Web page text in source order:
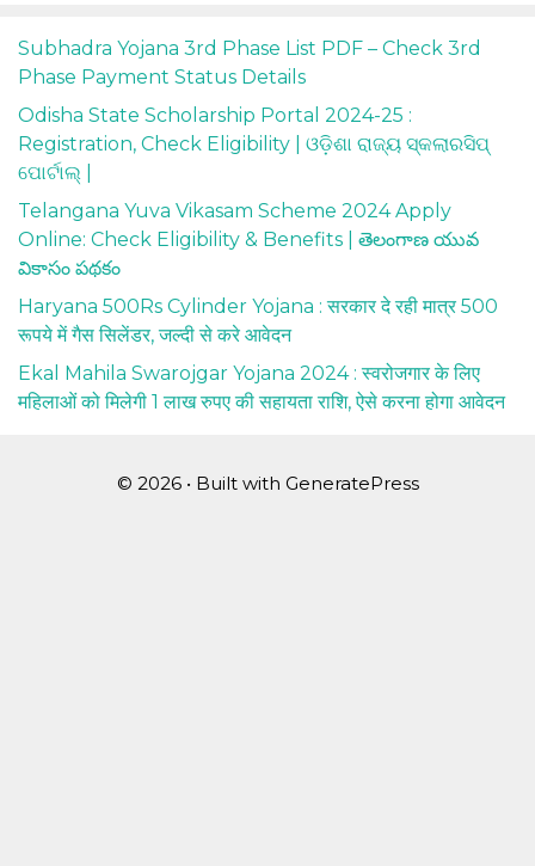
Subhadra Yojana 3rd Phase List PDF – Check 3rd
Phase Payment Status Details
Odisha State Scholarship Portal 2024-25 :
Registration, Check Eligibility | ଓଡ଼ିଶା ରାଜ୍ୟ ସ୍କଲାରସିପ୍
ପୋର୍ଟାଲ୍ |
Telangana Yuva Vikasam Scheme 2024 Apply
Online: Check Eligibility & Benefits | తెలంగాణ యువ
వికాసం పథకం
Haryana 500Rs Cylinder Yojana : सरकार दे रही मात्र 500
रूपये में गैस सिलेंडर, जल्दी से करे आवेदन
Ekal Mahila Swarojgar Yojana 2024 : स्वरोजगार के लिए
महिलाओं को मिलेगी 1 लाख रुपए की सहायता राशि, ऐसे करना होगा आवेदन
© 2026 • Built with GeneratePress